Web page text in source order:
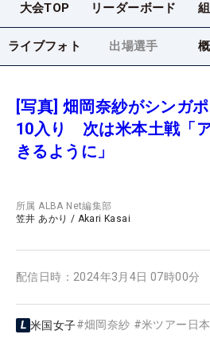
大会TOP リーダーボード
ライブフォト 出場選手
[写真] 畑岡奈紗がシンガ
10入り 次は米本土戦「
きるように」
所属ALBA Net編集部
笠井 あかり / Akari Kasai
配信日時： 2024年3月4日 07時00分
米国女子#畑岡奈紗 #米ツアー日